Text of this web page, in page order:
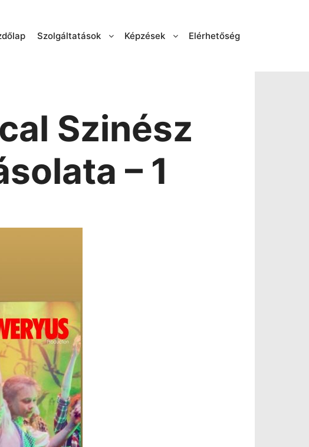
Szolgáltatások Képzések Elérhetőség
Szinész
– 1